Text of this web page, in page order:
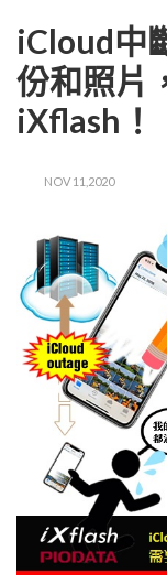
iCloud中
份和照片
iXflash！
NOV 11,2020